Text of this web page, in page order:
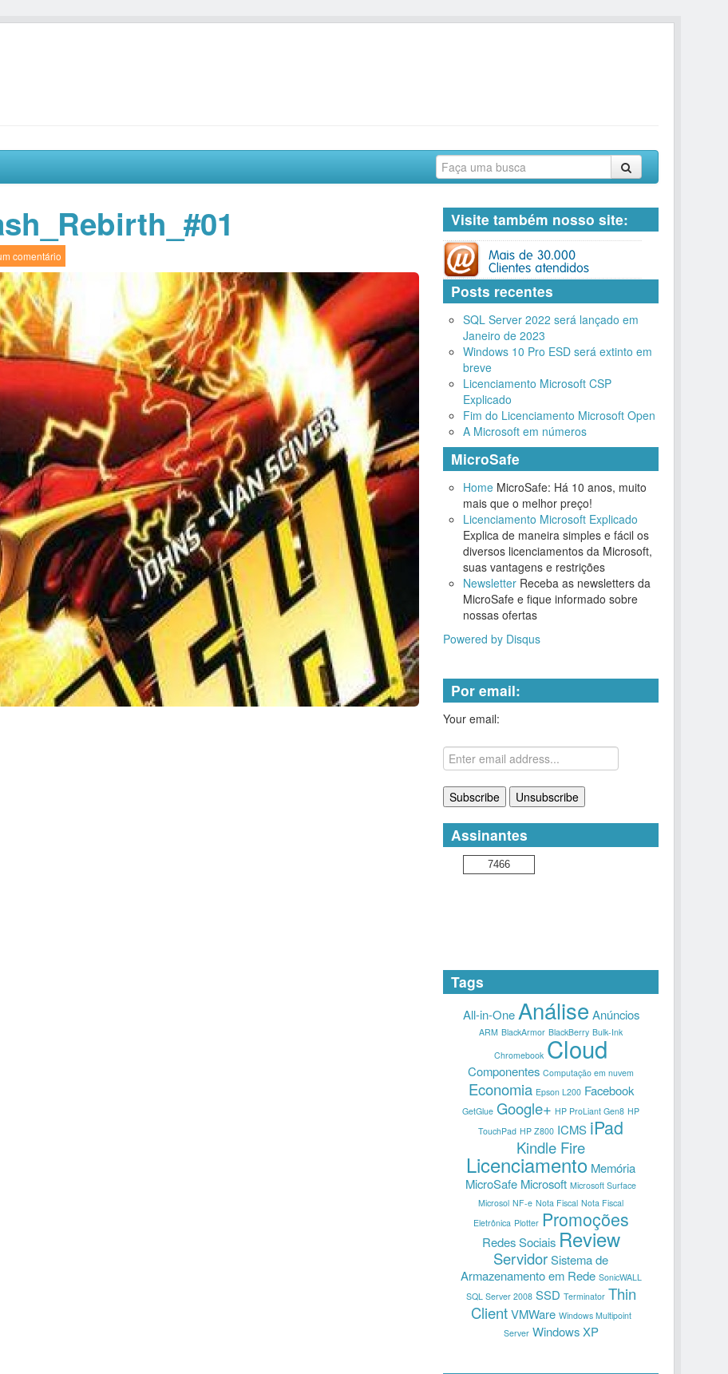
comentário
Visite também nosso site:
Posts recentes
SQL Server 2022 será lançado em
Janeiro de 2023
Windows 10 Pro ESD será extinto em
breve
Licenciamento Microsoft CSP
Explicado
Fim do Licenciamento Microsoft Open
A Microsoft em números
MicroSafe
Home MicroSafe: Há 10 anos, muito
mais que o melhor preço!
Licenciamento Microsoft Explicado
Explica de maneira simples e fácil os
diversos licenciamentos da Microsoft,
suas vantagens e restrições
Newsletter Receba as newsletters da
MicroSafe e fique informado sobre
nossas ofertas
Powered by Disqus
Por email:
Your email:
Assinantes
7466
Tags
All-in-One Análise Anúncios
ARM BlackArmor BlackBerry Bulk-Ink
Chromebook Cloud
Componentes Computação em nuvem
Economia Epson L200 Facebook
GetGlue Google+ HP ProLiant Gen8 HP
TouchPad HP Z800 ICMS iPad
Kindle Fire
Licenciamento Memória
MicroSafe Microsoft Microsoft Surface
Microsol NF-e Nota Fiscal Nota Fiscal
Eletrônica Plotter Promoções
Redes Sociais Review
ServidorSistema de
Armazenamento em Rede SonicWALL
SQL Server 2008 SSD Terminator Thin
Client VMWare Windows Multipoint
Server Windows XP